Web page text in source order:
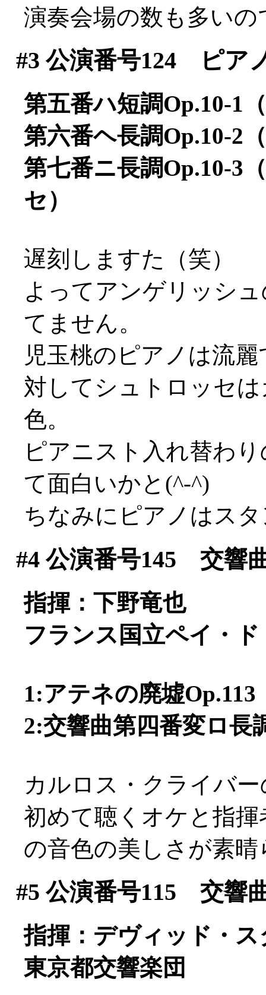
演奏会場の数も多い
#3 公演番号124 ピア
第五番ハ短調Op.10-1
第六番ヘ長調Op.10-2
第七番ニ長調Op.10-3
セ）
遅刻しますた（笑）
よってアンゲリッシ
てません。
児玉桃のピアノは流
対してシュトロッセ
色。
ピアニスト入れ替わ
て面白いかと(^-^)
ちなみにピアノはス
#4公演番号145 交響
指揮：下野竜也
フランス国立ペイ・
1:アテネの廃墟Op.113
2:交響曲第四番変ロ長
カルロス・クライバ
初めて聴くオケと指
の音色の美しさが素
#5 公演番号115 交響
指揮：デヴィッド・ス
東京都交響楽団